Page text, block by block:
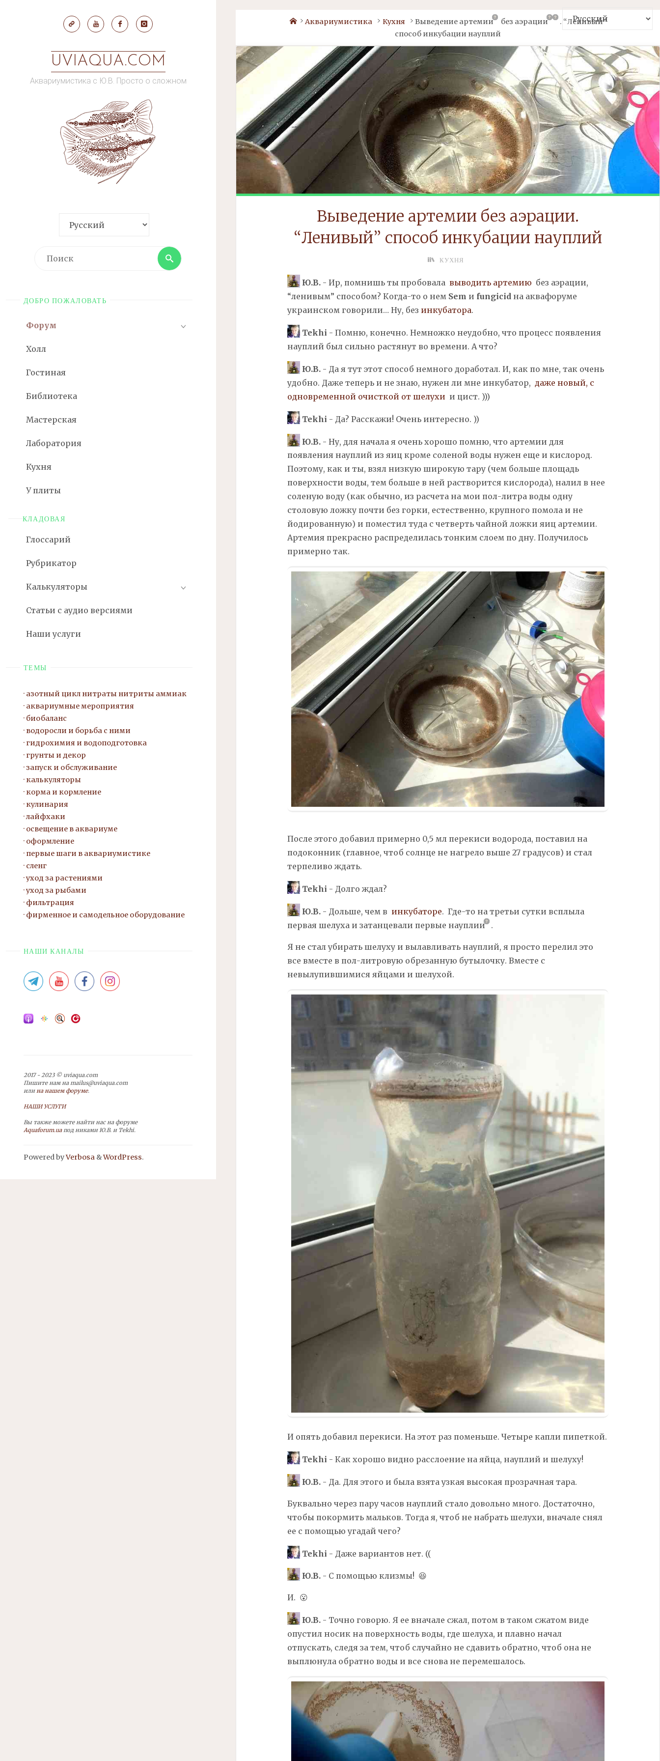
UVIAQUA.COM
Аквариумистика с Ю.В. Просто о сложном
Поиск
ДОБРО ПОЖАЛОВАТЬ
Форум
Холл
Гостиная
Библиотека
Мастерская
Лаборатория
Кухня
У плиты
КЛАДОВАЯ
Глоссарий
Рубрикатор
Калькуляторы
Статьи с аудио версиями
Наши услуги
ТЕМЫ
азотный цикл нитраты нитриты аммиак
аквариумные мероприятия
биобаланс
водоросли и борьба с ними
гидрохимия и водоподготовка
грунты и декор
запуск и обслуживание
калькуляторы
корма и кормление
кулинария
лайфхаки
освещение в аквариуме
оформление
первые шаги в аквариумистике
сленг
уход за растениями
уход за рыбами
фильтрация
фирменное и самодельное оборудование
НАШИ КАНАЛЫ
2017 - 2023 © uviaqua.com
Пишите нам на mailus@uviaqua.com
илина нашем форуме.
НАШИ УСЛУГИ
Вы также можете найти нас на форуме
Aquaforum.uaпод никами Ю.В. и Tekhi.
Powered byVerbosa &WordPress.
Home
Аквариумистика Кухня Выведениеартемии без аэрации . “Ленивый”
способ инкубации науплий
Выведение артемии без аэрации.
“Ленивый” способ инкубации науплий
КУХНЯ
Ю.В.- Ир, помнишь ты пробовала выводитьартемию без аэрации,
“ленивым” способом? Когда-то о нем Sem и fungicidна аквафоруме
украинском говорили… Ну, без инкубатора.
Tekhi - Помню, конечно. Немножко неудобно, что процесс появления
науплий был сильно растянут во времени. А что?
Ю.В.- Да я тут этот способ немного доработал. И, как по мне, так очень
удобно. Даже теперь и не знаю, нужен ли мне инкубатор, даже новый, с
одновременной очисткой от шелухи и цист. )))
Tekhi - Да? Расскажи! Очень интересно. ))
Ю.В.- Ну, для начала я очень хорошо помню, что артемии для
появления науплий из яиц кроме соленой воды нужен еще и кислород.
Поэтому, как и ты, взял низкую широкую тару (чем больше площадь
поверхности воды, тем больше в ней растворится кислорода), налил в нее
соленую воду (как обычно, из расчета на мои пол-литра воды одну
столовую ложку почти без горки, естественно, крупного помола и не
йодированную) и поместил туда с четверть чайной ложки яиц артемии.
Артемия прекрасно распределилась тонким слоем по дну. Получилось
примерно так.
После этого добавил примерно 0,5 мл перекиси водорода, поставил на
подоконник (главное, чтоб солнце не нагрело выше 27 градусов) и стал
терпеливо ждать.
Tekhi - Долго ждал?
Ю.В.- Дольше, чем в инкубаторе. Где-то на третьи сутки всплыла
первая шелуха и затанцевали первые науплии .
Я не стал убирать шелуху и вылавливать науплий, я просто перелил это
все вместе в пол-литровую обрезанную бутылочку. Вместе с
невылупившимися яйцами и шелухой.
И опять добавил перекиси. На этот раз поменьше. Четыре капли пипеткой.
Tekhi - Как хорошо видно расслоение на яйца, науплий и шелуху!
Ю.В.- Да. Для этого и была взята узкая высокая прозрачная тара.
Буквально через пару часов науплий стало довольно много. Достаточно,
чтобы покормить мальков. Тогда я, чтоб не набрать шелухи, вначале снял
ее с помощью угадай чего?
Tekhi - Даже вариантов нет. ((
Ю.В.- С помощью клизмы! 😆
И. 😮
Ю.В.- Точно говорю. Я ее вначале сжал, потом в таком сжатом виде
опустил носик на поверхность воды, где шелуха, и плавно начал
отпускать, следя за тем, чтоб случайно не сдавить обратно, чтоб она не
выплюнула обратно воды и все снова не перемешалось.